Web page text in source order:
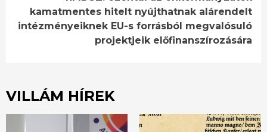
kamatmentes hitelt nyújthatnak alárendelt
intézményeiknek EU-s forrásból megvalósuló
projektjeik előfinanszírozására
VILLÁM HÍREK